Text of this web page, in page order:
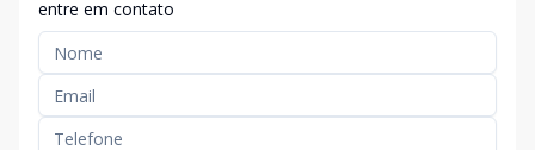
entre em contato